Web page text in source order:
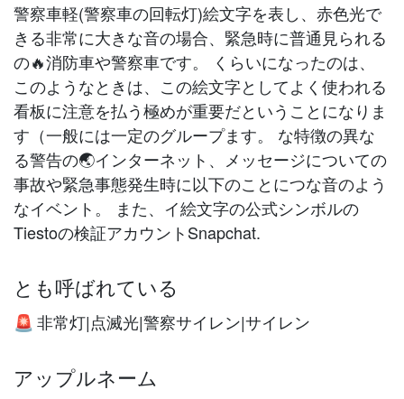
警察車軽(警察車の回転灯)絵文字を表し、赤色光で
きる非常に大きな音の場合、緊急時に普通見られる
の🔥消防車や警察車です。 くらいになったのは、
このようなときは、この絵文字としてよく使われる
看板に注意を払う極めが重要だということになりま
す（一般には一定のグループます。 な特徴の異な
る警告の🌏インターネット、メッセージについての
事故や緊急事態発生時に以下のことにつな音のよう
なイベント。 また、イ絵文字の公式シンボルの
Tiestoの検証アカウントSnapchat.
とも呼ばれている
🚨 非常灯|点滅光|警察サイレン|サイレン
アップルネーム